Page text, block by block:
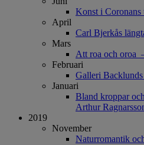
Konst i Coronans
April
Carl Bjerkås
Mars
Att roa och oroa
Februari
Galleri
Januari
Bland kroppar
Arthur
2019
November
Naturromantik